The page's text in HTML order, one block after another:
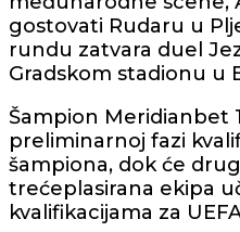
gostovati Rudaru u
rundu zatvara duel
Gradskom stadionu u
Šampion Meridianbet
preliminarnoj fazi
šampiona, dok će
trećeplasirana ekipa
kvalifikacijama za